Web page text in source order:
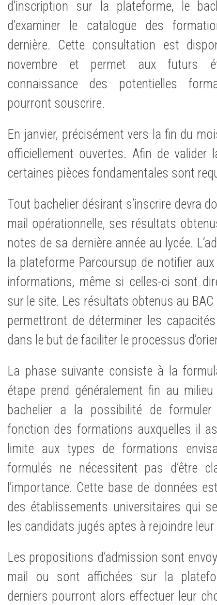
d’inscription sur la plateforme, le
d’examiner le catalogue des
dernière. Cette consultation est
novembre et permet aux futurs
connaissance des potentielles
pourront souscrire.
En janvier, précisément vers la fin du
officiellement ouvertes. Afin de valider
certaines pièces fondamentales sont
Tout bachelier désirant s’inscrire devra
mail opérationnelle, ses résultats
notes de sa dernière année au lycée.
la plateforme Parcoursup de notifier
informations, même si celles-ci sont
sur le site. Les résultats obtenus au
permettront de déterminer les
dans le but de faciliter le processus
La phase suivante consiste à la
étape prend généralement fin au
bachelier a la possibilité de
fonction des formations auxquelles il
limite aux types de formations
formulés ne nécessitent pas d’être
l’importance. Cette base de données
des établissements universitaires qui
les candidats jugés aptes à rejoindre leur
Les propositions d’admission sont
mail ou sont affichées sur la
derniers pourront alors effectuer leur